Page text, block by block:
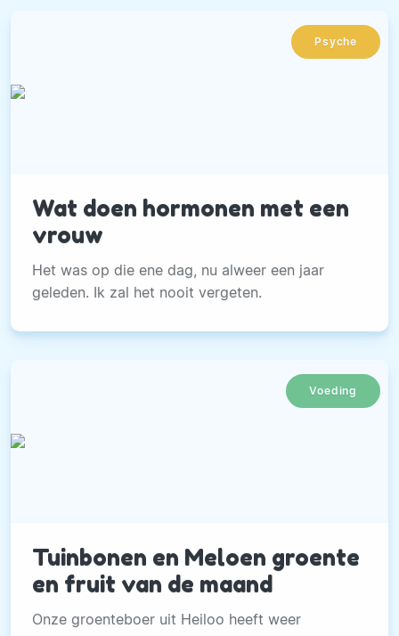
Psyche
Wat doen hormonen met een
vrouw
Het was op die ene dag, nu alweer een jaar
geleden. Ik zal het nooit vergeten.
Voeding
Tuinbonen en Meloen groente
en fruit van de maand
Onze groenteboer uit Heiloo heeft weer